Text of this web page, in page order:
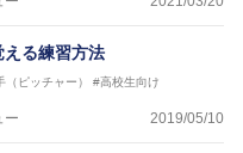
る練習方法
（ピッチャー） #高校生向け
ー 2019/05/10